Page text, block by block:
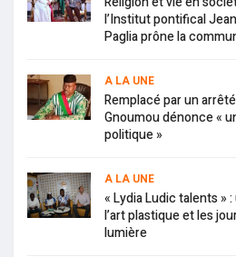
l’Institut pontifical
Paglia prône la
A LA UNE
Remplacé par un
Gnoumou dénonce «
politique »
A LA UNE
« Lydia Ludic talents
l’art plastique et les
lumière